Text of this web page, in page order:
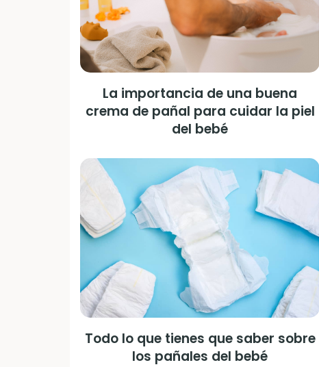
La importancia de una buena
crema de pañal para cuidar la piel
del bebé
Todo lo que tienes que saber sobre
los pañales del bebé